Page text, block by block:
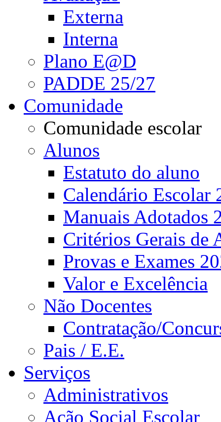
Externa
Interna
Plano E@D
PADDE 25/27
Comunidade
Comunidade escolar
Alunos
Estatuto do aluno
Calendário Escolar
Manuais Adotados
Critérios Gerais de
Provas e Exames
Valor e Excelência
Não Docentes
Contratação/
Pais / E.E.
Serviços
Administrativos
Ação Social Escolar